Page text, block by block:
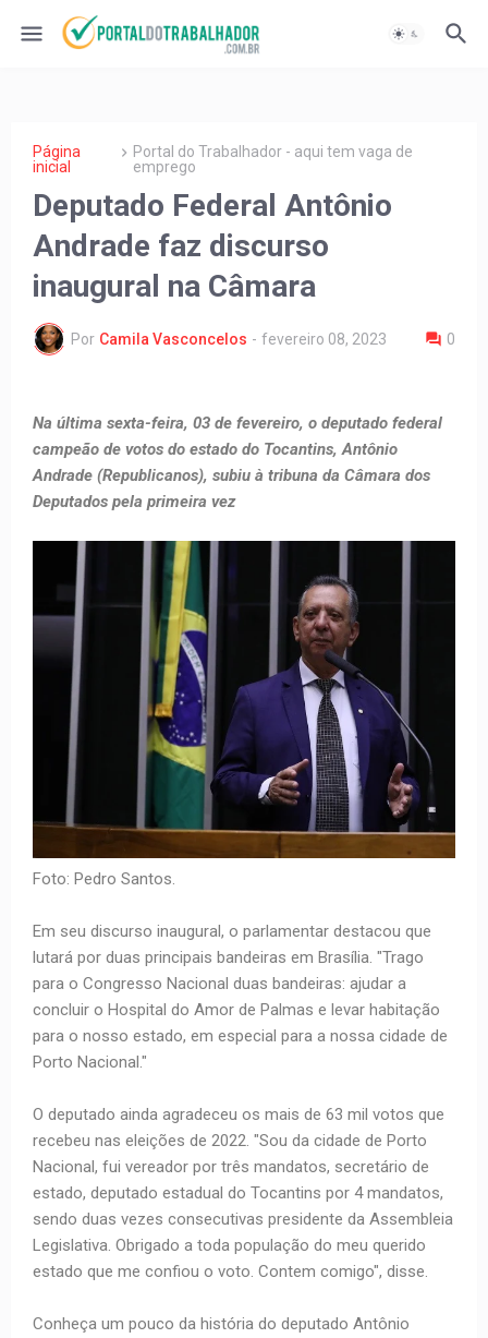
Página
inicial
Portal do Trabalhador - aqui tem vaga de
emprego
Deputado Federal Antônio
Andrade faz discurso
inaugural na Câmara
Por Camila Vasconcelos - fevereiro 08, 2023 0
Na última sexta-feira, 03 de fevereiro, o deputado federal
campeão de votos do estado do Tocantins, Antônio
Andrade (Republicanos), subiu à tribuna da Câmara dos
Deputados pela primeira vez
Foto: Pedro Santos.
Em seu discurso inaugural, o parlamentar destacou que
lutará por duas principais bandeiras em Brasília. "Trago
para o Congresso Nacional duas bandeiras: ajudar a
concluir o Hospital do Amor de Palmas e levar habitação
para o nosso estado, em especial para a nossa cidade de
Porto Nacional."
O deputado ainda agradeceu os mais de 63 mil votos que
recebeu nas eleições de 2022. "Sou da cidade de Porto
Nacional, fui vereador por três mandatos, secretário de
estado, deputado estadual do Tocantins por 4 mandatos,
sendo duas vezes consecutivas presidente da Assembleia
Legislativa. Obrigado a toda população do meu querido
estado que me confiou o voto. Contem comigo", disse.
Conheça um pouco da história do deputado Antônio